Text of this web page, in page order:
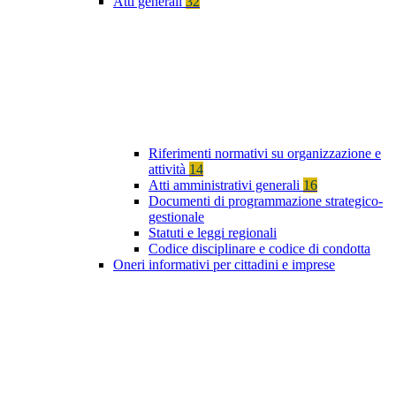
Riferimenti normativi su organizzazione e
attività 14
Atti amministrativi generali 16
Documenti di programmazione strategico-
gestionale
Statuti e leggi regionali
Codice disciplinare e codice di condotta
Oneri informativi per cittadini e imprese